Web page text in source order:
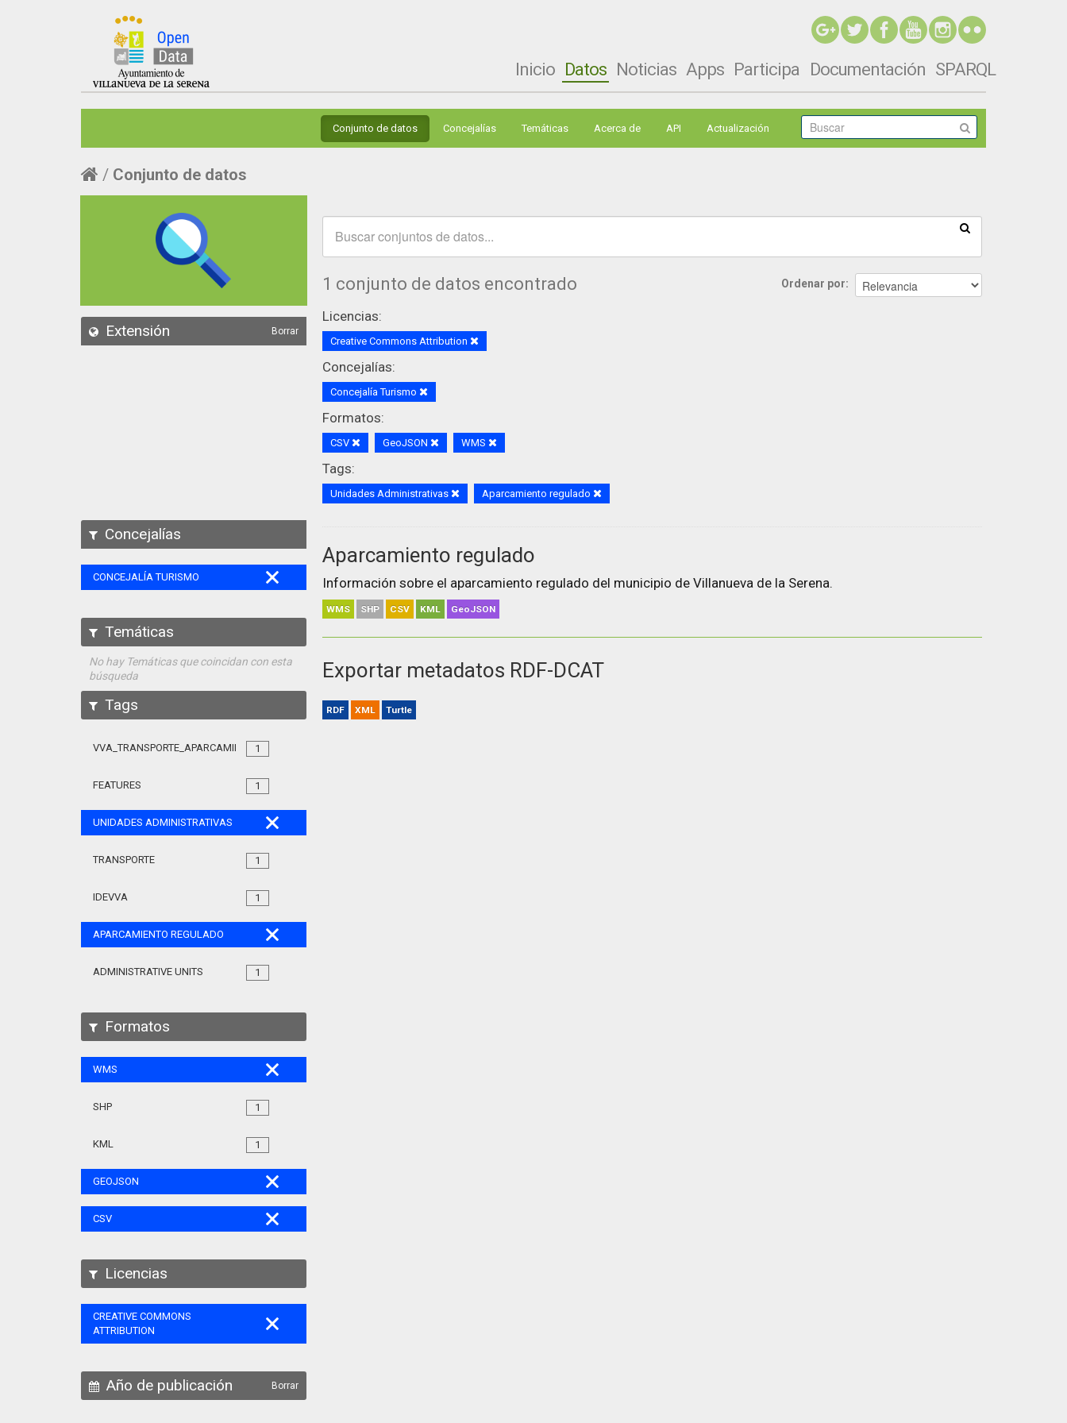
Inicio Datos Noticias Apps Participa Documentación SPARQL
Conjunto de datos Concejalías Temáticas Acerca de API Actualización
Conjunto de datos
Extensión Borrar
Concejalías
CONCEJALÍA TURISMO
Temáticas
No hay Temáticas que coincidan con esta
búsqueda
Tags
1
VVA_TRANSPORTE_APARCAMIENTO_REGULADO_105
1
FEATURES
UNIDADES ADMINISTRATIVAS
1
TRANSPORTE
1
IDEVVA
APARCAMIENTO REGULADO
1
ADMINISTRATIVE UNITS
Formatos
WMS
1
SHP
1
KML
GEOJSON
CSV
Licencias
CREATIVE COMMONS
ATTRIBUTION
Año de publicación Borrar
Ordenar por
1 conjunto de datos encontrado
Licencias:
Creative Commons Attribution
Concejalías:
Concejalía Turismo
Formatos:
CSV GeoJSON WMS
Tags:
Unidades Administrativas Aparcamiento regulado
Aparcamiento regulado
Información sobre el aparcamiento regulado del municipio de Villanueva de la Serena.
WMS SHP CSV KML GeoJSON
Exportar metadatos RDF-DCAT
RDF XML Turtle